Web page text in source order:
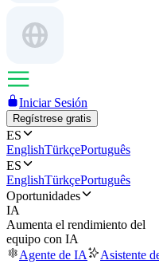
Iniciar Sesión
Regístrese gratis
ES
EnglishTürkçePortuguês
ES
EnglishTürkçePortuguês
Oportunidades
IA
Aumenta el rendimiento del
equipo con IA
Agente de IA
Asistente